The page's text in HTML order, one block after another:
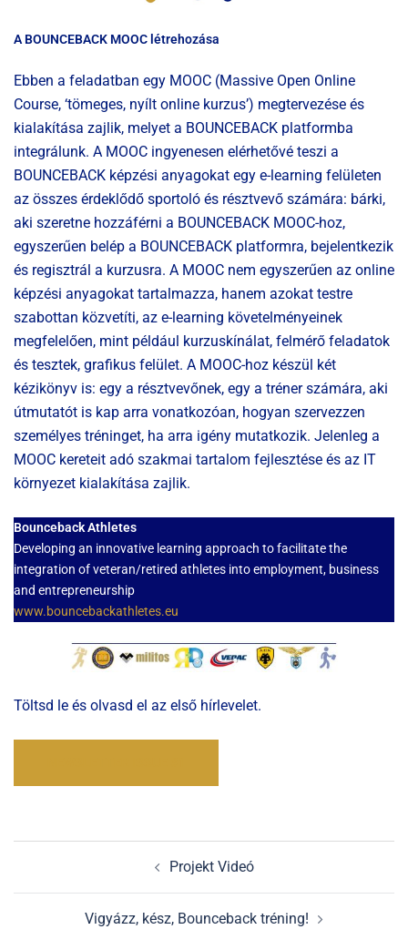
A BOUNCEBACK MOOC létrehozása
Ebben a feladatban egy MOOC (Massive Open Online
Course, ‘tömeges, nyílt online kurzus’) megtervezése és
kialakítása zajlik, melyet a BOUNCEBACK platformba
integrálunk. A MOOC ingyenesen elérhetővé teszi a
BOUNCEBACK képzési anyagokat egy e-learning felületen
az összes érdeklődő sportoló és résztvevő számára: bárki,
aki szeretne hozzáférni a BOUNCEBACK MOOC-hoz,
egyszerűen belép a BOUNCEBACK platformra, bejelentkezik
és regisztrál a kurzusra. A MOOC nem egyszerűen az online
képzési anyagokat tartalmazza, hanem azokat testre
szabottan közvetíti, az e-learning követelményeinek
megfelelően, mint például kurzuskínálat, felmérő feladatok
és tesztek, grafikus felület. A MOOC-hoz készül két
kézikönyv is: egy a résztvevőnek, egy a tréner számára, aki
útmutatót is kap arra vonatkozóan, hogyan szervezzen
személyes tréninget, ha arra igény mutatkozik. Jelenleg a
MOOC kereteit adó szakmai tartalom fejlesztése és az IT
környezet kialakítása zajlik.
Bounceback Athletes
Developing an innovative learning approach to facilitate the
integration of veteran/retired athletes into employment, business
and entrepreneurship
www.bouncebackathletes.eu
Töltsd le és olvasd el az első hírlevelet.
Projekt Videó
Vigyázz, kész, Bounceback tréning!